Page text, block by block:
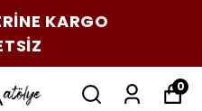
KARGO
0